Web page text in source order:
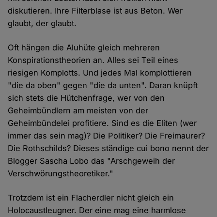
diskutieren. Ihre Filterblase ist aus Beton. Wer
glaubt, der glaubt.
Oft hängen die Aluhüte gleich mehreren
Konspirationstheorien an. Alles sei Teil eines
riesigen Komplotts. Und jedes Mal komplottieren
"die da oben" gegen "die da unten". Daran knüpft
sich stets die Hütchenfrage, wer von den
Geheimbündlern am meisten von der
Geheimbündelei profitiere. Sind es die Eliten (wer
immer das sein mag)? Die Politiker? Die Freimaurer?
Die Rothschilds? Dieses ständige cui bono nennt der
Blogger Sascha Lobo das "Arschgeweih der
Verschwörungstheoretiker."
Trotzdem ist ein Flacherdler nicht gleich ein
Holocaustleugner. Der eine mag eine harmlose